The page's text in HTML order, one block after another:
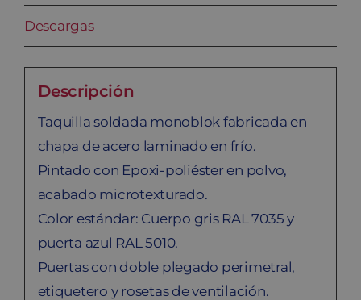
Descargas
Descripción
Taquilla soldada monoblok fabricada en
chapa de acero laminado en frío.
Pintado con Epoxi-poliéster en polvo,
acabado microtexturado.
Color estándar: Cuerpo gris RAL 7035 y
puerta azul RAL 5010.
Puertas con doble plegado perimetral,
etiquetero y rosetas de ventilación.